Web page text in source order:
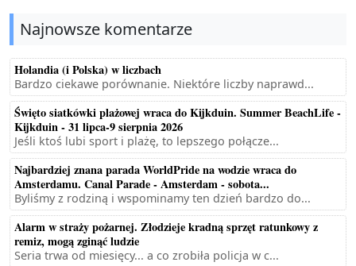
Najnowsze komentarze
Holandia (i Polska) w liczbach
Bardzo ciekawe porównanie. Niektóre liczby naprawd...
Święto siatkówki plażowej wraca do Kijkduin. Summer BeachLife -
Kijkduin - 31 lipca-9 sierpnia 2026
Jeśli ktoś lubi sport i plażę, to lepszego połącze...
Najbardziej znana parada WorldPride na wodzie wraca do
Amsterdamu. Canal Parade - Amsterdam - sobota...
Byliśmy z rodziną i wspominamy ten dzień bardzo do...
Alarm w straży pożarnej. Złodzieje kradną sprzęt ratunkowy z
remiz, mogą zginąć ludzie
Seria trwa od miesięcy... a co zrobiła policja w c...